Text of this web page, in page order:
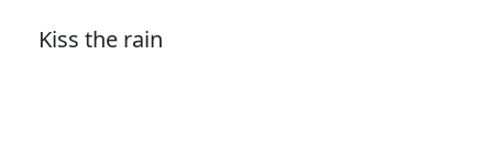
Kiss the rain